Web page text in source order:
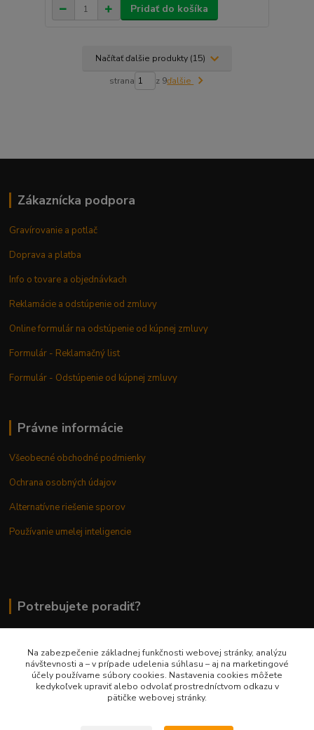
Pridať do košíka
Načítať ďalšie produkty (15)
strana z 9ďalšie
Zákaznícka podpora
Gravírovanie a potlač
Doprava a platba
Info o tovare a objednávkach
Reklamácie a odstúpenie od zmluvy
Online formulár na odstúpenie od kúpnej zmluvy
Formulár - Reklamačný list
Formulár - Odstúpenie od kúpnej zmluvy
Právne informácie
Všeobecné obchodné podmienky
Ochrana osobných údajov
Alternatívne riešenie sporov
Používanie umelej inteligencie
Potrebujete poradiť?
0948 236 042
info@margaretkashop.sk
Na zabezpečenie základnej funkčnosti webovej stránky, analýzu
návštevnosti a – v prípade udelenia súhlasu – aj na marketingové
účely používame súbory cookies. Nastavenia cookies môžete
kedykoľvek upraviť alebo odvolať prostredníctvom odkazu v
pätičke webovej stránky.